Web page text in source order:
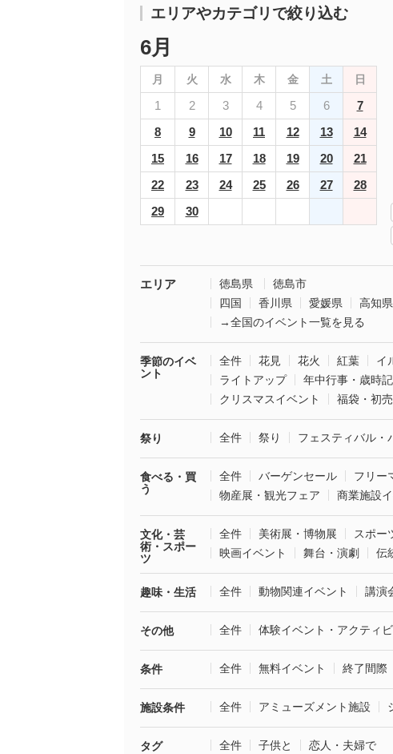
エリアやカテゴリで絞り込む
6月
月 火 水 木 金 土 日
1 2 3 4 5 6
7
8
9 10 11 12 13
14
15
16 17 18 19 20
21
22
23 24 25 26 27
28
29
30
エリア 徳島県
徳島市
四国
香川県 愛媛県
高知県
→全国のイベント一覧を見る
季節のイベ
ント
全件 花見 花火 紅葉 イ
ライトアップ
年中行事・歳時記
クリスマスイベント
福袋・初
祭り 全件 祭り フェスティバル・
食べる・買
う
全件 バーゲンセール フリー
物産展・観光フェア
商業施設
文化・芸
術・スポー
ツ
全件 美術展・博物展 スポー
映画イベント
舞台・演劇 伝
趣味・生活 全件 動物関連イベント 講演
その他 全件 体験イベント・アクティ
条件 全件 無料イベント 終了間際
施設条件 全件 アミューズメント施設
タグ 全件 子供と 恋人・夫婦で